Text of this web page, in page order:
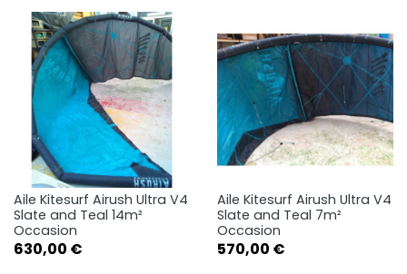
Aile Kitesurf Airush Ultra V4
Slate and Teal 14m²
Occasion
Prix
630,00 €
Aile Kitesurf Airush Ultra V4
Slate and Teal 7m²
Occasion
Prix
570,00 €